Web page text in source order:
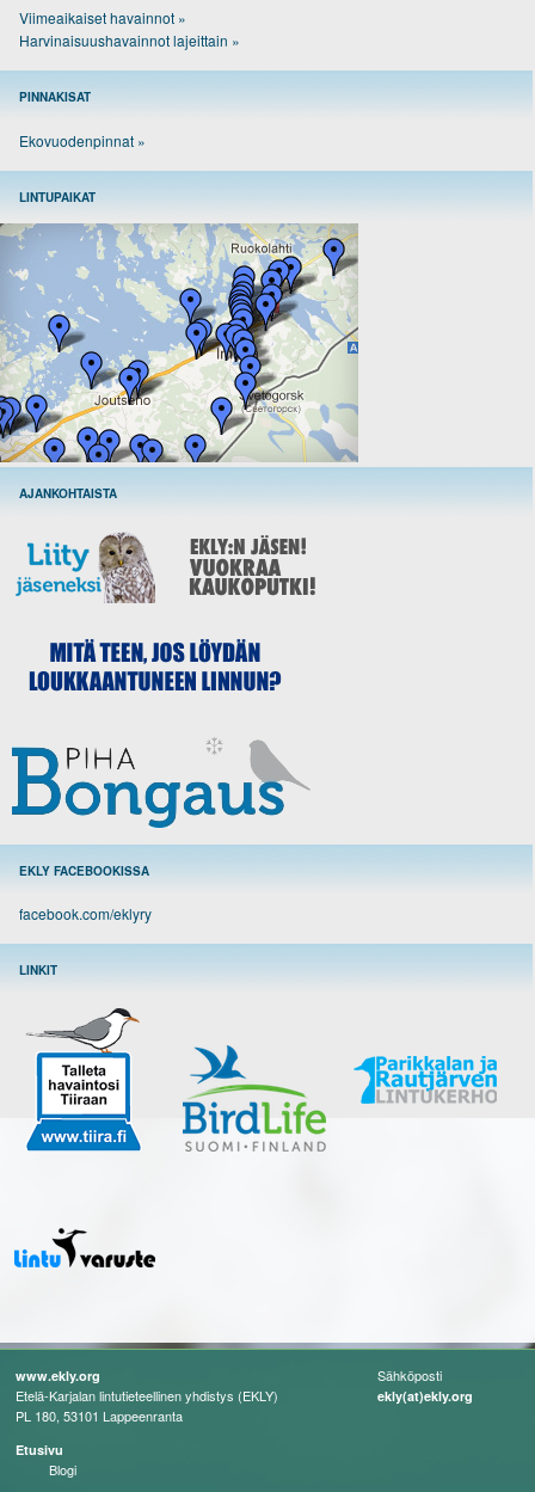
Viimeaikaiset havainnot »
Harvinaisuushavainnot lajeittain »
PINNAKISAT
Ekovuodenpinnat »
LINTUPAIKAT
AJANKOHTAISTA
EKLY FACEBOOKISSA
facebook.com/eklyry
LINKIT
www.ekly.org
Etelä-Karjalan lintutieteellinen yhdistys (EKLY)
PL 180, 53101 Lappeenranta
Etusivu
Blogi
Sähköposti
ekly(at)ekly.org